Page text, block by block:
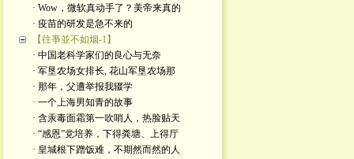
· Wow，微软真动手了？美帝来真的
· 疫苗的研发是急不来的
【往亊並不如烟-1】
· 中国老科学家们的良心与无奈
· 军垦农场女排长, 花山军垦农场那
· 那年，父遭举报我辍学
· 一个上海男知青的故事
· 含汞毒面霜第一吹哨人，热脸贴天
· “感恩”党培养，下得粪塘、上得厅
· 皇城根下蹭饭难，不期然而然的人